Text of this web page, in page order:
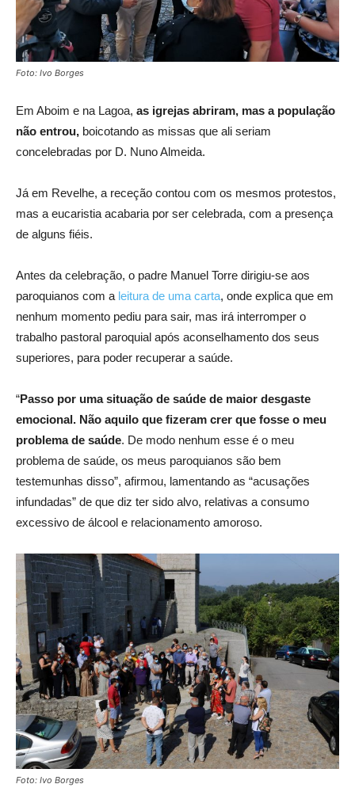
Foto: Ivo Borges
Em Aboim e na Lagoa, as igrejas abriram, mas a população
não entrou, boicotando as missas que ali seriam
concelebradas por D. Nuno Almeida.
Já em Revelhe, a receção contou com os mesmos protestos,
mas a eucaristia acabaria por ser celebrada, com a presença
de alguns fiéis.
Antes da celebração, o padre Manuel Torre dirigiu-se aos
paroquianos com a leitura de uma carta, onde explica que em
nenhum momento pediu para sair, mas irá interromper o
trabalho pastoral paroquial após aconselhamento dos seus
superiores, para poder recuperar a saúde.
“Passo por uma situação de saúde de maior desgaste
emocional. Não aquilo que fizeram crer que fosse o meu
problema de saúde. De modo nenhum esse é o meu
problema de saúde, os meus paroquianos são bem
testemunhas disso”, afirmou, lamentando as “acusações
infundadas” de que diz ter sido alvo, relativas a consumo
excessivo de álcool e relacionamento amoroso.
Foto: Ivo Borges